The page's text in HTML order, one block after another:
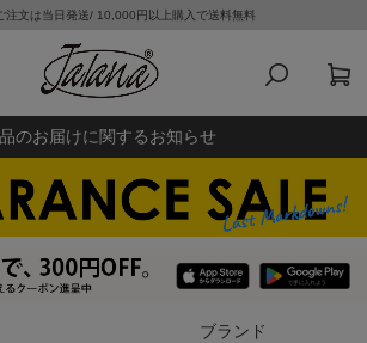
注文は当日発送/ 10,000円以上購入で送料無料
のお届けに関するお知らせ
ブランド